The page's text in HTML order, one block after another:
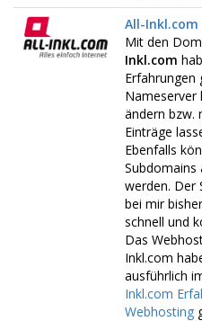
All-Inkl.com
Mit den
Inkl.com
Erfahrungen
Nameserver
ändern bzw.
Einträge
Ebenfalls
Subdomains
werden. Der
bei mir
schnell und
Das
Inkl.com
ausführlich
Inkl.com
Webhosting